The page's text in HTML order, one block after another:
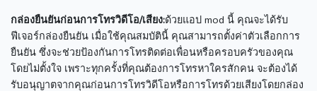
กล่องยืนยันก่อนการโทรวิดีโอ/เสียง:ด้วยแอป mod นี้ คุณจะได้รับ
ฟีเจอร์กล่องยืนยัน เมื่อใช้คุณสมบัตินี้ คุณสามารถตั้งค่าตัวเลือกการ
ยืนยัน ซึ่งจะช่วยป้องกันการโทรติดต่อเพื่อนหรือครอบครัวของคุณ
โดยไม่ตั้งใจ เพราะทุกครั้งที่คุณต้องการโทรหาใครสักคน จะต้องได้
รับอนุญาตจากคุณก่อนการโทรวิดีโอหรือการโทรด้วยเสียงโดยกล่อง